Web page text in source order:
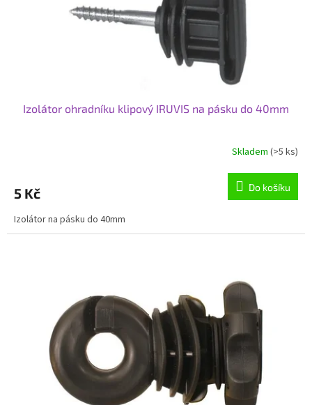
Izolátor ohradníku klipový IRUVIS na pásku do 40mm
Skladem (>5 ks)
5 Kč Do košíku
Izolátor na pásku do 40mm